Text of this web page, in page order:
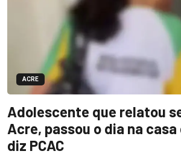
ACRE
Adolescente que relatou
Acre, passou o dia na
diz PCAC